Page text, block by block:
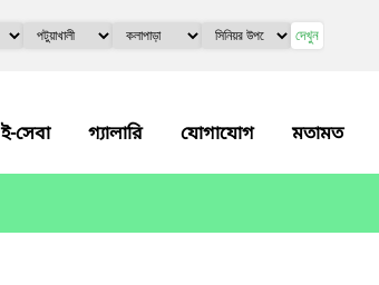
দেখুন
ই-সেবা গ্যালারি যোগাযোগ মতামত